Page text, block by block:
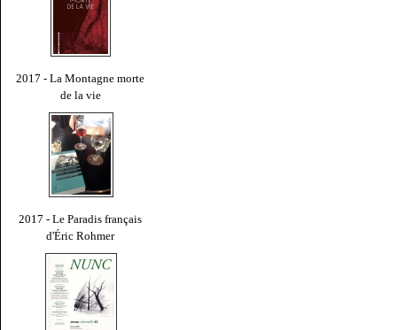
2017 - La Montagne morte
de la vie
2017 - Le Paradis français
d'Éric Rohmer